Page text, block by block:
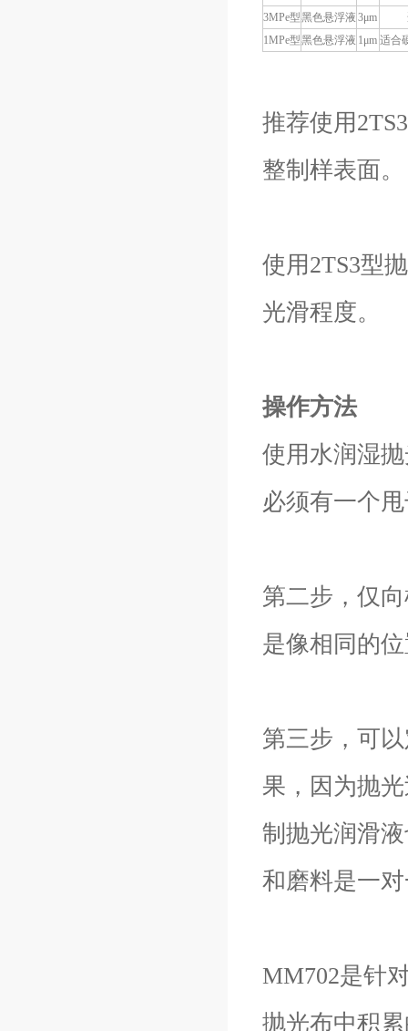
3MPe型黑色悬浮液 3μm
1MPe型黑色悬浮液 1μm 适合
推荐使用
整制样表面。
使用2TS3型
光滑程度。
操作方法
使用水润湿
必须有一个
第二步，仅
是像相同的
第三步，可
果，因为抛
制抛光润滑
和磨料是一
MM702是针
抛光布中积